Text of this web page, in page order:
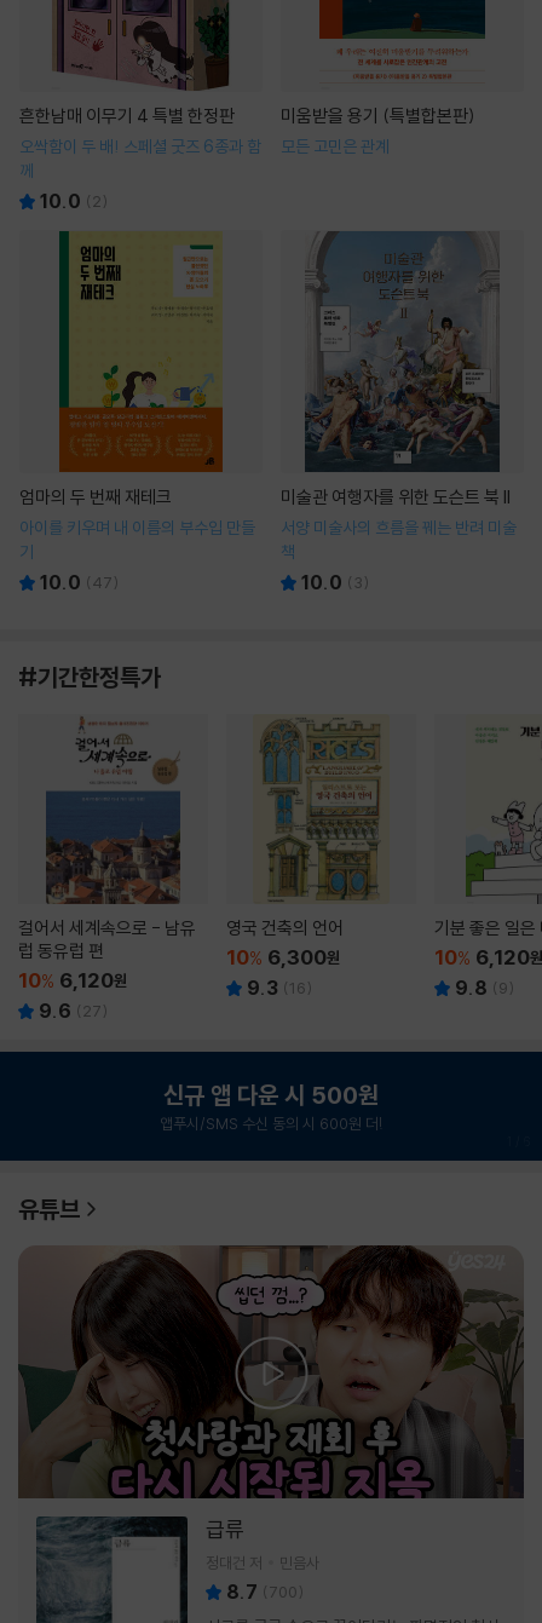
흔한남매 이무기 4 특별 한정판
오싹함이 두 배! 스페셜 굿즈 6종과 함
께
10.0 ( 2)
미움받을 용기 (특별합본판)
모든 고민은 관계
엄마의 두 번째 재테크
아이를 키우며 내 이름의 부수입 만들
기
10.0 (47)
미술관 여행자를 위한 도슨트 북 II
서양 미술사의 흐름을 꿰는 반려 미술
책
10.0 ( 3)
#기간한정특가
걸어서 세계속으로 - 남유
럽 동유럽 편
10% 6,120원
9.6 ( 27)
영국 건축의 언어
10% 6,300원
9.3 (16)
기분 좋은 일은
10% 6,120원
9.8 (9)
신규 앱 다운 시 500원
앱푸시/SMS 수신 동의 시 600원 더!
유튜브
급류
정대건 저 민음사
8.7 (700)